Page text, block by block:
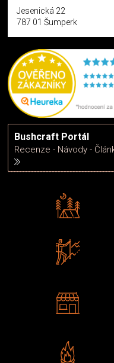
Jesenická 22
787 01 Šumperk
Bushcraft Portál
Recenze - Návody -